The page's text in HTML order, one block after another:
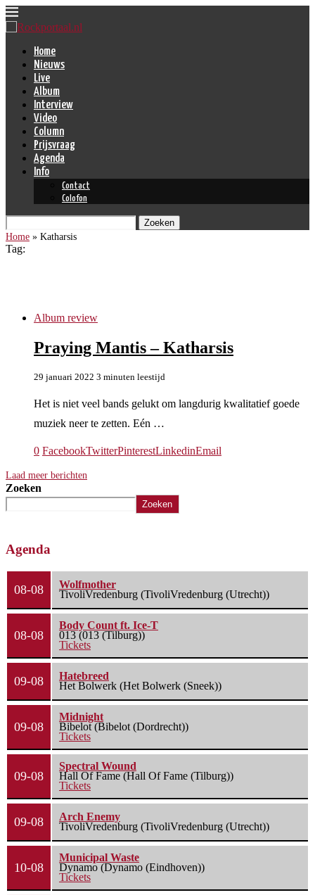
Home
Nieuws
Live
Album
Interview
Video
Column
Prijsvraag
Agenda
Info
Contact
Colofon
Zoeken
Home » Katharsis
Tag:
Album review
Praying Mantis – Katharsis
29 januari 2022 3 minuten leestijd
Het is niet veel bands gelukt om langdurig kwalitatief goede
muziek neer te zetten. Eén …
0 FacebookTwitterPinterestLinkedinEmail
Laad meer berichten
Zoeken
Zoeken
Agenda
08-08
Wolfmother
TivoliVredenburg (TivoliVredenburg (Utrecht))
08-08
Body Count ft. Ice-T
013 (013 (Tilburg))
Tickets
09-08
Hatebreed
Het Bolwerk (Het Bolwerk (Sneek))
09-08
Midnight
Bibelot (Bibelot (Dordrecht))
Tickets
09-08
Spectral Wound
Hall Of Fame (Hall Of Fame (Tilburg))
Tickets
09-08
Arch Enemy
TivoliVredenburg (TivoliVredenburg (Utrecht))
10-08
Municipal Waste
Dynamo (Dynamo (Eindhoven))
Tickets